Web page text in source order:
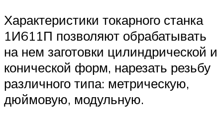
Характеристики токарного станка
1И611П позволяют обрабатывать
на нем заготовки цилиндрической и
конической форм, нарезать резьбу
различного типа: метрическую,
дюймовую, модульную.